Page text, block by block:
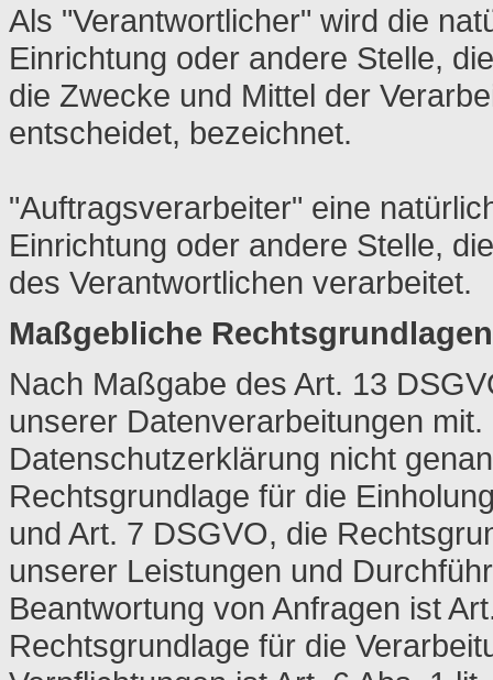
Als "Verantwortlicher" wird die
Einrichtung oder andere Stelle,
die Zwecke und Mittel der
entscheidet, bezeichnet.
"Auftragsverarbeiter" eine
Einrichtung oder andere Stelle,
des Verantwortlichen verarbeitet.
Maßgebliche Rechtsgrundlagen
Nach Maßgabe des Art. 13
unserer Datenverarbeitungen
Datenschutzerklärung nicht
Rechtsgrundlage für die
und Art. 7 DSGVO, die
unserer Leistungen und
Beantwortung von Anfragen ist
Rechtsgrundlage für die